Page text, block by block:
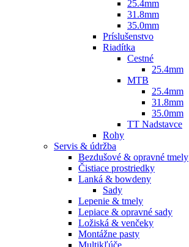
25.4mm
31.8mm
35.0mm
Príslušenstvo
Riadítka
Cestné
25.4mm
MTB
25.4mm
31.8mm
35.0mm
TT Nadstavce
Rohy
Servis & údržba
Bezdušové & opravné tmely
Čistiace prostriedky
Lanká & bowdeny
Sady
Lepenie & tmely
Lepiace & opravné sady
Ložiská & venčeky
Montážne pasty